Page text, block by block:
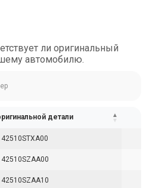
ли оригинальный
автомобилю.
детали
42510STXA00
42510SZAA00
42510SZAA10